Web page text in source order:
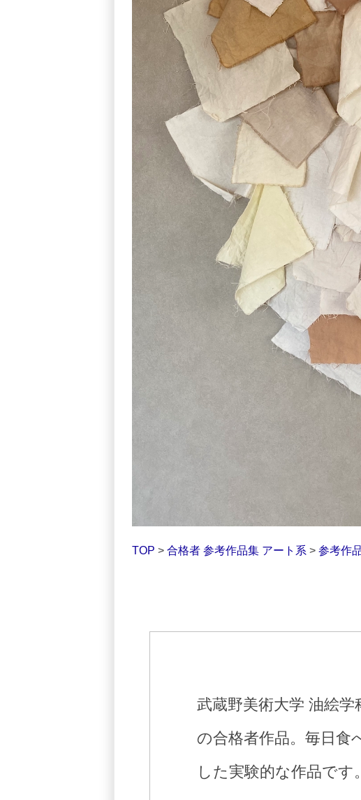
TOP > 合格者 参考作品集 アート系 > 参考作
武蔵野美術大学 油絵
の合格者作品。毎日食
した実験的な作品です。